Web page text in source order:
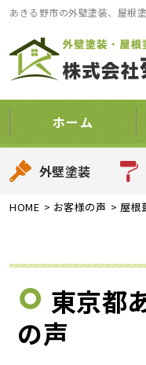
あきる野市の外壁塗装、屋根
ホーム
外壁塗装
HOME > お客様の声 > 屋
東京都
の声